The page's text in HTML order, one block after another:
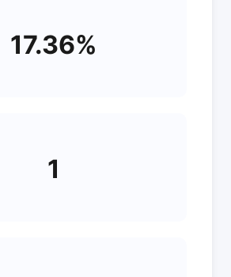
17.36%
1